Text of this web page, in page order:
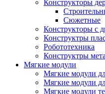
Конструкторы
Сюжетные
Конструкторы с
Конструктры
Робототехника
Конструктры
Мягкие модули
Мягкие модули
Мягкие модули
Мягкие модули